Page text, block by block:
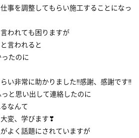
事を調整してもらい施工することになっ
われても困りますが
言われると
たのに
い非常に助かりました‼感謝、感謝です‼
と思い出して連絡したのに
なんて
変、学びます❣
よく話題にされていますが